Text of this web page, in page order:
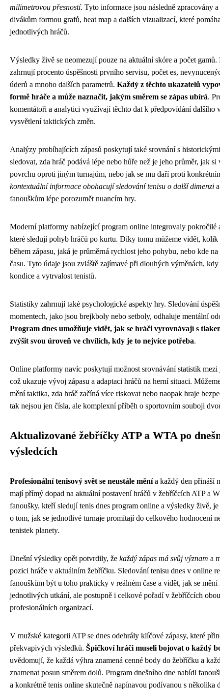
milimetrovou přesností. Tyto informace jsou následně zpracovány
divákům formou grafů, heat map a dalších vizualizací, které
jednotlivých hráčů.
Výsledky živě se neomezují pouze na aktuální skóre a počet
zahrnují procento úspěšnosti prvního servisu, počet es,
úderů a mnoho dalších parametrů. Každý z těchto ukazatelů
formě hráče a může naznačit, jakým směrem se zápas ubírá.
komentátoři a analytici využívají těchto dat k předpovídání dalšího
vysvětlení taktických změn.
Analýzy probíhajících zápasů poskytují také srovnání s
sledovat, zda hráč podává lépe nebo hůře než je jeho průměr, jak
povrchu oproti jiným turnajům, nebo jak se mu daří proti
kontextuální informace obohacují sledování tenisu o další dimenzi
fanouškům lépe porozumět nuancím hry.
Moderní platformy nabízející program online integrovaly pokročilé
které sledují pohyb hráčů po kurtu. Díky tomu můžeme vidět,
během zápasu, jaká je průměrná rychlost jeho pohybu, nebo kde
času. Tyto údaje jsou zvláště zajímavé při dlouhých výměnách,
kondice a vytrvalost tenistů.
Statistiky zahrnují také psychologické aspekty hry. Sledování
momentech, jako jsou brejkboly nebo setboly, odhaluje mentální
Program dnes umožňuje vidět, jak se hráči vyrovnávají s
zvýšit svou úroveň ve chvílích, kdy je to nejvíce potřeba.
Online platformy navíc poskytují možnost srovnávání statistik
což ukazuje vývoj zápasu a adaptaci hráčů na herní situaci.
mění taktika, zda hráč začíná více riskovat nebo naopak hraje
tak nejsou jen čísla, ale komplexní příběh o sportovním souboji
Aktualizované žebříčky ATP a WTA po
výsledcích
Profesionální tenisový svět se neustále měnía každý den přináší
mají přímý dopad na aktuální postavení hráčů v žebříčcích ATP a
fanoušky, kteří sledují tenis dnes program online a výsledky živě,
o tom, jak se jednotlivé turnaje promítají do celkového hodnocení
tenistek planety.
Dnešní výsledky opět potvrdily, že každý zápas má svůj význam a
pozici hráče v aktuálním žebříčku. Sledování tenisu dnes v online
fanouškům být u toho prakticky v reálném čase a vidět, jak se mění
jednotlivých utkání, ale postupně i celkové pořadí v žebříčcích
profesionálních organizací.
V mužské kategorii ATP se dnes odehrály klíčové zápasy, které
překvapivých výsledků. Špičkoví hráči museli bojovat o každý
uvědomují, že každá výhra znamená cenné body do žebříčku a
znamenat posun směrem dolů. Program dnešního dne nabídl
a konkrétně tenis online skutečně napínavou podívanou s několika